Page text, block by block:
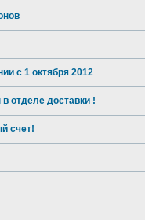
с 1 октября 2012
отделе доставки !
счет!